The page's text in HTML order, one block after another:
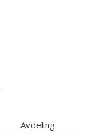
Avdeling